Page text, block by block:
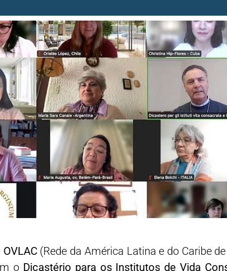
OVLAC(Rede da América Latina e do Caribe
o Dicastério para os Institutos de Vida